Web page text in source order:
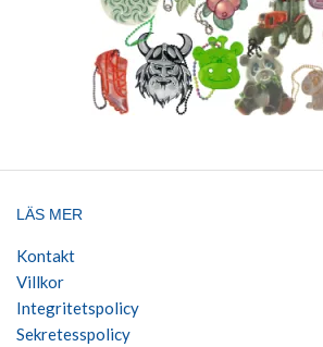
LÄS MER
Kontakt
Villkor
Integritetspolicy
Sekretesspolicy